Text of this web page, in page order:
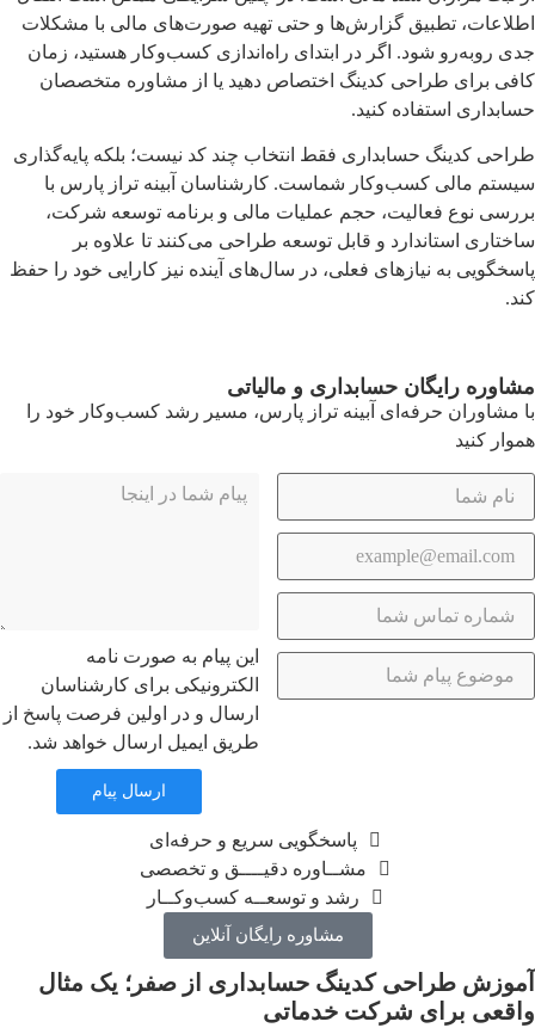
اطلاعات، تطبیق گزارش‌ها و حتی تهیه صورت‌های مالی با مشکلات
جدی روبه‌رو شود. اگر در ابتدای راه‌اندازی کسب‌وکار هستید، زمان
کافی برای طراحی کدینگ اختصاص دهید یا از مشاوره متخصصان
حسابداری استفاده کنید.
طراحی کدینگ حسابداری فقط انتخاب چند کد نیست؛ بلکه پایه‌گذاری
سیستم مالی کسب‌وکار شماست. کارشناسان آبینه تراز پارس با
بررسی نوع فعالیت، حجم عملیات مالی و برنامه توسعه شرکت،
ساختاری استاندارد و قابل توسعه طراحی می‌کنند تا علاوه بر
پاسخگویی به نیازهای فعلی، در سال‌های آینده نیز کارایی خود را حفظ
کند.
مشاوره رایگان حسابداری و مالیاتی
با مشاوران حرفه‌ای آبینه تراز پارس، مسیر رشد کسب‌وکار خود را
هموار کنید
این پیام به صورت نامه
الکترونیکی برای کارشناسان
ارسال و در اولین فرصت پاسخ از
طریق ایمیل ارسال خواهد شد.
ارسال پیام
پاسخگویی سریع و حرفه‌ای
مشــاوره دقیــــق و تخصصی
رشد و توسعــه کسب‌وکــار
مشاوره رایگان آنلاین
آموزش طراحی کدینگ حسابداری از صفر؛ یک مثال
واقعی برای شرکت خدماتی